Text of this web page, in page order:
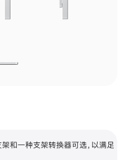
一种支架转换器可选，以满足